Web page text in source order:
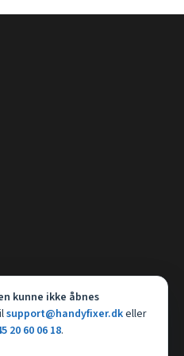
kunne ikke åbnes
support@handyfixer.dkeller
20 60 06 18.